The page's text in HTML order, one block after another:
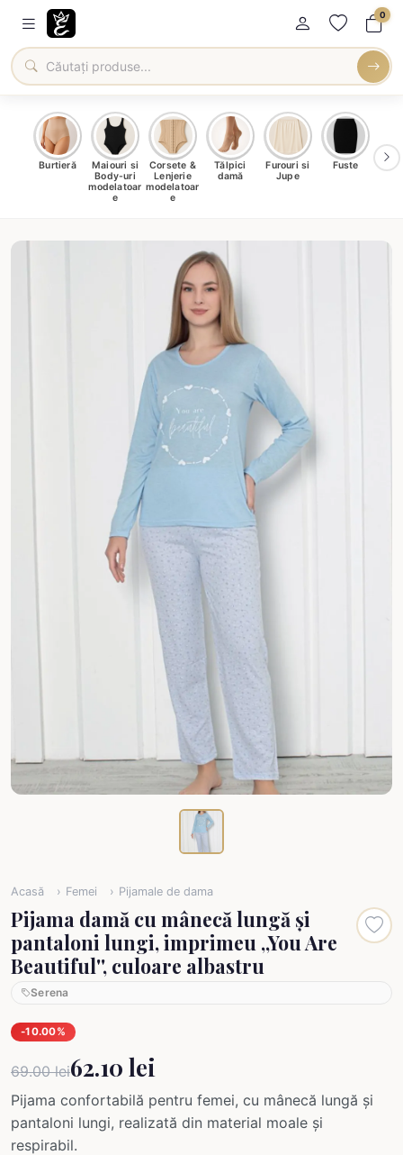
0
Burtieră
Maiouri si
Body-uri
modelatoar
e
Corsete &
Lenjerie
modelatoar
e
Tălpici
damă
Furouri si
Jupe
Fuste
Acasă Femei Pijamale de dama
Pijama damă cu mânecă lungă și
pantaloni lungi, imprimeu ,,You Are
Beautiful'', culoare albastru
Serena
-10.00%
69.00 lei62.10 lei
Pijama confortabilă pentru femei, cu mânecă lungă și
pantaloni lungi, realizată din material moale și
respirabil.